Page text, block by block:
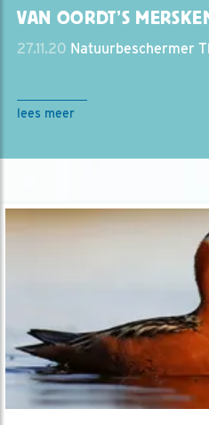
VAN OORDT’S
27.11.20 Natuurbeschermer
lees meer